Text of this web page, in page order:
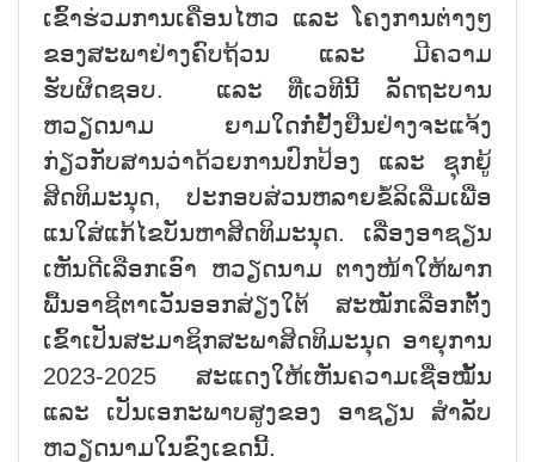
ເຂົ້າຮ່ວມການເຄື່ອນໄຫວ ແລະ ໂຄງການຕ່າງໆ
ຂອງສະພາຢ່າງຄົບຖ້ວນ ແລະ ມີຄວາມ
ຮັບຜິດຊອບ. ແລະ ທີ່ເວທີນີ້ ລັດຖະບານ
ຫວຽດນາມ ຍາມໃດກໍ່ຢັ້ງຢືນຢ່າງຈະແຈ້ງ
ກ່ຽວກັບສານວ່າດ້ວຍການປົກປ້ອງ ແລະ ຊຸກຍູ້
ສິດທິມະນຸດ, ປະກອບສ່ວນຫລາຍຂໍ້ລິເລີ່ມເພື່ອ
ແນໃສ່ແກ້ໄຂບັນຫາສິດທິມະນຸດ. ເລື່ອງອາຊຽນ
ເຫັນດີເລືອກເອົາ ຫວຽດນາມ ຕາງໜ້າໃຫ້ພາກ
ພື້ນອາຊີຕາເວັນອອກສ່ຽງໃຕ້ ສະໝັກເລືອກຕັ້ງ
ເຂົ້າເປັນສະມາຊິກສະພາສິດທິມະນຸດ ອາຍຸການ
2023-2025 ສະແດງໃຫ້ເຫັນຄວາມເຊື່ອໝັ້ນ
ແລະ ເປັນເອກະພາບສູງຂອງ ອາຊຽນ ສຳລັບ
ຫວຽດນາມໃນຂົງເຂດນີ້.